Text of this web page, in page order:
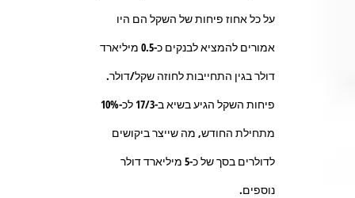
על כל אחוז פיחות של השקל הם היו
אמורים להמציא לבנקים כ-0.5 מיליארד
דולר בגין התחייבות לחוזה שקל/דולר.
פיחות השקל הגיע בשיא ב-17/3 לכ-10%
מתחילת החודש, מה שייצר ביקושים
לדולרים בסך של כ-5 מיליארד דולר
נוספים.